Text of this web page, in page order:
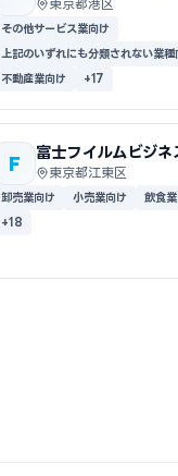
東京都港区
その他サービス業向け
上記のいずれにも分類されない業種
不動産業向け
+17
F
富士フイルムビジネ
ーションジャパン株
東京都江東区
卸売業向け 小売業向け
飲食
+18